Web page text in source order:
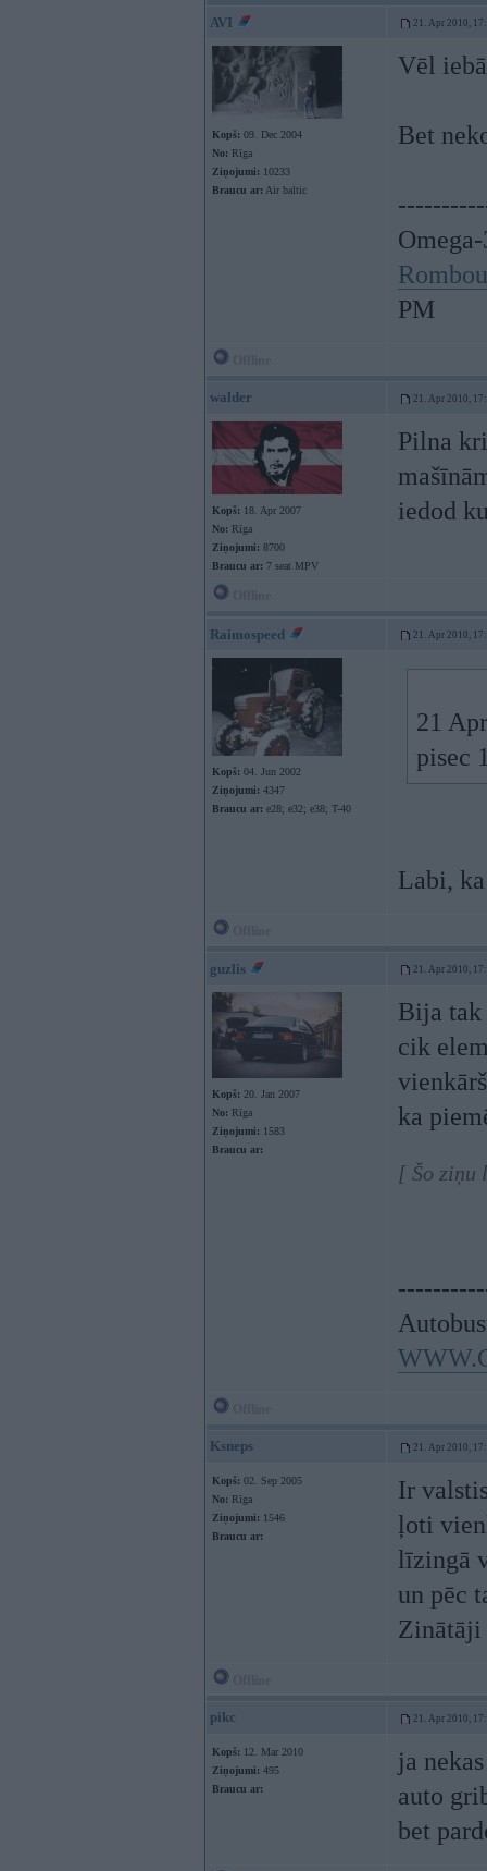
AVI 21. Apr 2010,
Kopš: 09. Dec 2004
No: Rīga
Ziņojumi: 10233
Braucu ar: Air baltic
Vēl
Bet
PM
walder 21. Apr 2010,
Kopš: 18. Apr 2007
No: Rīga
Ziņojumi: 8700
Braucu ar: 7 seat MPV
Pilna
iedod
Raimospeed 21. Apr 2010,
Kopš: 04. Jun 2002
Ziņojumi: 4347
Braucu ar: e28; e32; e38; T-40
21
pisec
Labi,
guzlis 21. Apr 2010,
Kopš: 20. Jan 2007
No: Rīga
Ziņojumi: 1583
Braucu ar:
Bija tak
cik
ka
[ Šo ziņu
Ksneps 21. Apr 2010,
Kopš: 02. Sep 2005
No: Rīga
Ziņojumi: 1546
Braucu ar:
Ir
ļoti
līzingā
un pēc
Zinātāji
pikc 21. Apr 2010,
Kopš: 12. Mar 2010
Ziņojumi: 495
Braucu ar:
ja
auto
bet